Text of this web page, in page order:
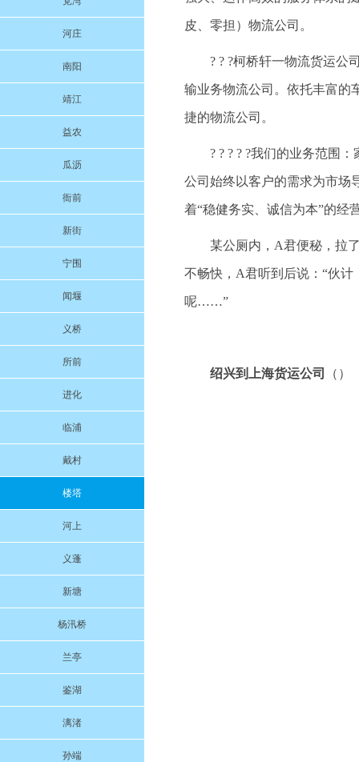
河庄
南阳
靖江
益农
瓜沥
衙前
新街
宁围
闻堰
义桥
所前
进化
临浦
戴村
楼塔
河上
义蓬
新塘
杨汛桥
兰亭
鉴湖
漓渚
孙端
皮、零担）物流公司。
? ? ?柯桥轩一物流货运公
输业务物流公司。依托丰富的
捷的物流公司。
? ? ? ? ?我们的业务范围
公司始终以客户的需求为市场
着“稳健务实、诚信为本”的经
某公厕内，A君便秘，拉
不畅快，A君听到后说：“伙计
呢……”
绍兴到上海货运公司 （）